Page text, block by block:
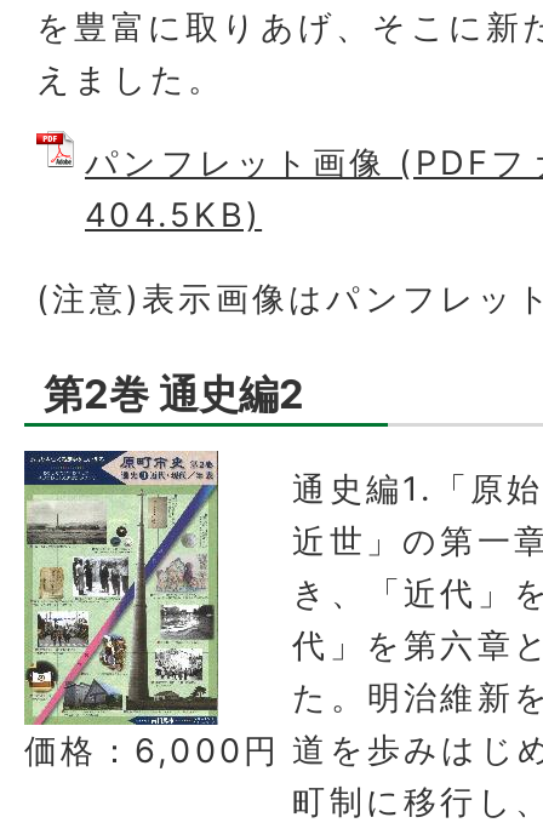
を豊富に取りあげ、そこに新
えました。
パンフレット画像 (PDFフ
404.5KB)
(注意)表示画像はパンフレッ
第2巻 通史編2
価格：6,000円
通史編1.「原
近世」の第一
き、「近代」
代」を第六章
た。明治維新
道を歩みはじ
町制に移行し